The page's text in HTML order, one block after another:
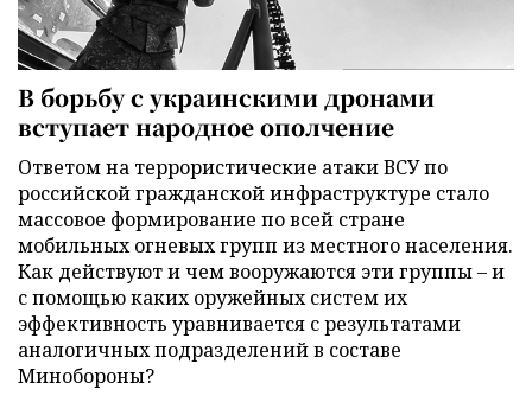
В борьбу с украинскими дронами
вступает народное ополчение
Ответом на террористические атаки ВСУ по
российской гражданской инфраструктуре стало
массовое формирование по всей стране
мобильных огневых групп из местного населения.
Как действуют и чем вооружаются эти группы – и
с помощью каких оружейных систем их
эффективность уравнивается с результатами
аналогичных подразделений в составе
Минобороны?